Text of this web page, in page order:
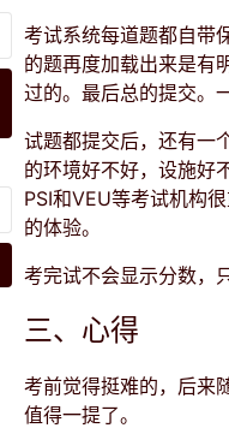
考试系统每道题都自带
的题再度加载出来是有
过的。最后总的提交。
试题都提交后，还有一
的环境好不好，设施好
PSI和VEU等考试机构
的体验。
考完试不会显示分数，
三、心得
考前觉得挺难的，后来
值得一提了。